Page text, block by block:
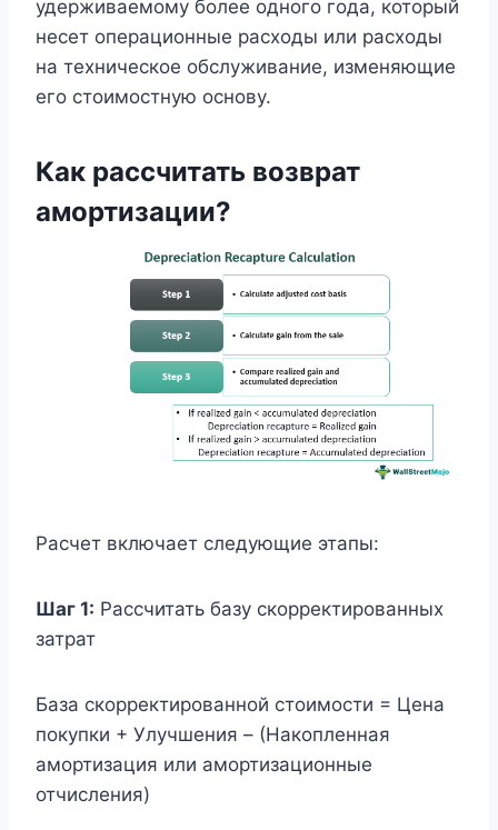
удерживаемому более одного года, который
несет операционные расходы или расходы
на техническое обслуживание, изменяющие
его стоимостную основу.
Как рассчитать возврат
амортизации?
Расчет включает следующие этапы:
Шаг 1: Рассчитать базу скорректированных
затрат
База скорректированной стоимости = Цена
покупки + Улучшения – (Накопленная
амортизация или амортизационные
отчисления)